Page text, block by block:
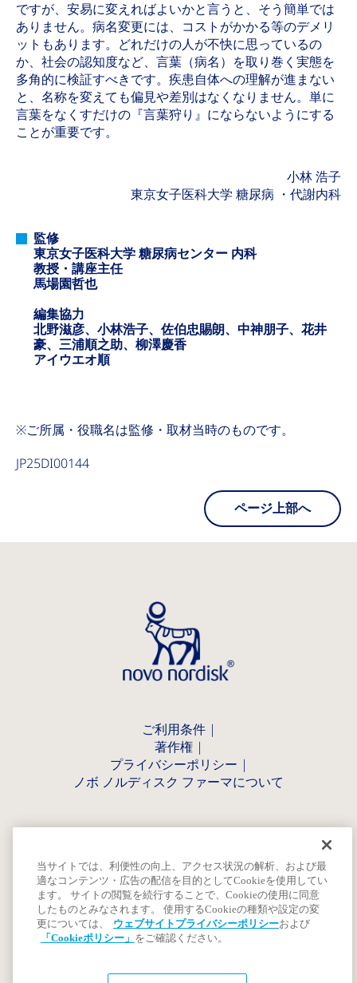
ですが、安易に変えればよいかと言うと、そう簡単では
ありません。病名変更には、コストがかかる等のデメリ
ットもあります。どれだけの人が不快に思っているの
か、社会の認知度など、言葉（病名）を取り巻く実態を
多角的に検証すべきです。疾患自体への理解が進まない
と、名称を変えても偏見や差別はなくなりません。単に
言葉をなくすだけの『言葉狩り』にならないようにする
ことが重要です。
小林 浩子
東京女子医科大学 糖尿病 ・代謝内科
監修
東京女子医科大学 糖尿病センター 内科
教授・講座主任
馬場園哲也
編集協力
北野滋彦、小林浩子、佐伯忠賜朗、中神朋子、花井
豪、三浦順之助、柳澤慶香
アイウエオ順
※ご所属・役職名は監修・取材当時のものです。
JP25DI00144
ページ上部へ
ご利用条件
著作権
プライバシーポリシー
ノボ ノルディスク ファーマについて
当サイトでは、利便性の向上、アクセス状況の解析、および最
適なコンテンツ・広告の配信を目的としてCookieを使用してい
ます。 サイトの閲覧を続行することで、Cookieの使用に同意
したものとみなされます。 使用するCookieの種類や設定の変
更については、
ウェブサイトプライバシーポリシーおよび
「Cookieポリシー」 をご確認ください。